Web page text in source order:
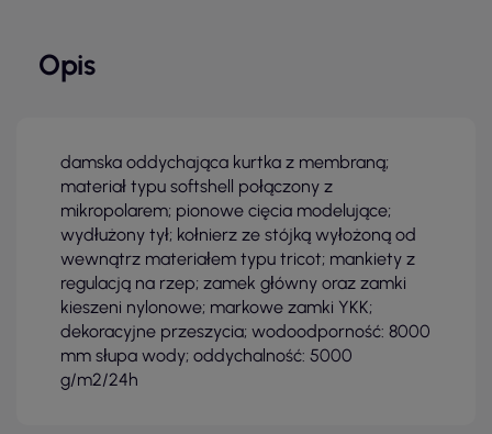
Opis
damska oddychająca kurtka z membraną;
materiał typu softshell połączony z
mikropolarem; pionowe cięcia modelujące;
wydłużony tył; kołnierz ze stójką wyłożoną od
wewnątrz materiałem typu tricot; mankiety z
regulacją na rzep; zamek główny oraz zamki
kieszeni nylonowe; markowe zamki YKK;
dekoracyjne przeszycia; wodoodporność: 8000
mm słupa wody; oddychalność: 5000
g/m2/24h